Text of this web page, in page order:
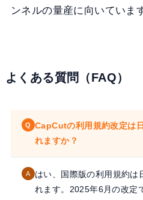
ンネルの量産に向いていま
よくある質問（FAQ）
Q
CapCutの利用規約改定は
れますか？
A
はい、国際版の利用規約は
れます。2025年6月の改定